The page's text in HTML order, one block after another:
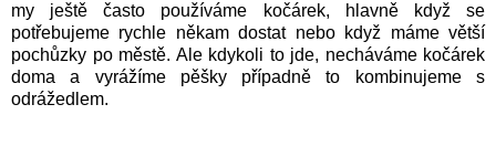
my ještě často používáme kočárek, hlavně když se
potřebujeme rychle někam dostat nebo když máme větší
pochůzky po městě. Ale kdykoli to jde, necháváme kočárek
doma a vyrážíme pěšky případně to kombinujeme s
odrážedlem.